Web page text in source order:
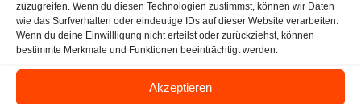
zuzugreifen. Wenn du diesen Technologien zustimmst, können wir Daten
wie das Surfverhalten oder eindeutige IDs auf dieser Website verarbeiten.
Wenn du deine Einwillligung nicht erteilst oder zurückziehst, können
bestimmte Merkmale und Funktionen beeinträchtigt werden.
Akzeptieren